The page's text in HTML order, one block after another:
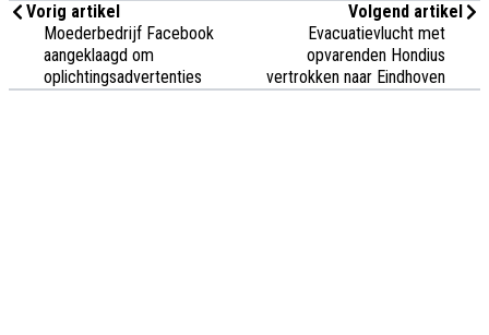
Vorig artikel
Moederbedrijf Facebook
aangeklaagd om
oplichtingsadvertenties
Volgend artikel
Evacuatievlucht met
opvarenden Hondius
vertrokken naar Eindhoven